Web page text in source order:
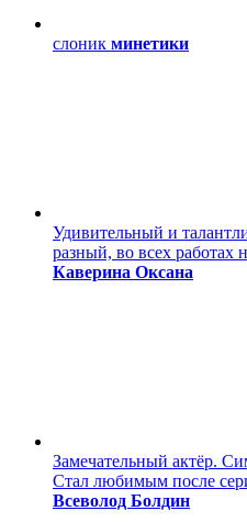
слоник минетики
Удивительный и
разный, во всех работах
Каверина Оксана
Замечательный актёр.
Стал любимым после
Всеволод Болдин